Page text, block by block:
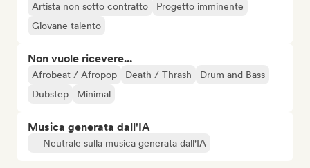
Artista non sotto contratto
Progetto imminente
Giovane talento
Non vuole ricevere...
Afrobeat / Afropop Death / Thrash
Drum and Bass
Dubstep
Minimal
Musica generata dall'IA
Neutrale sulla musica generata dall'IA